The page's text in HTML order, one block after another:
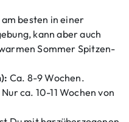
besten in einer
kann aber auch
Sommer Spitzen-
Ca. 8-9 Wochen.
Nur ca. 10-11 Wochen von